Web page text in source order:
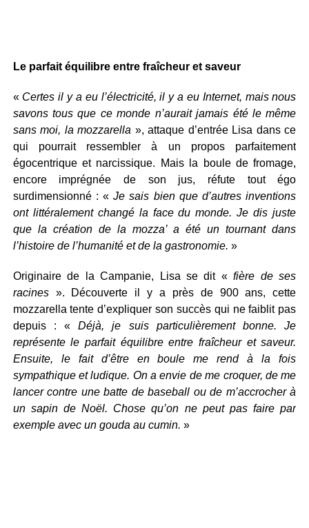
Le parfait équilibre entre fraîcheur et saveur
« Certes il y a eu l’électricité, il y a eu Internet, mais nous
savons tous que ce monde n’aurait jamais été le même
sans moi, la mozzarella », attaque d’entrée Lisa dans ce
qui pourrait ressembler à un propos parfaitement
égocentrique et narcissique. Mais la boule de fromage,
encore imprégnée de son jus, réfute tout égo
surdimensionné : «Je sais bien que d’autres inventions
ont littéralement changé la face du monde. Je dis juste
que la création de la mozza’ a été un tournant dans
l’histoire de l’humanité et de la gastronomie. »
Originaire de la Campanie, Lisa se dit «fière de ses
racines». Découverte il y a près de 900 ans, cette
mozzarella tente d’expliquer son succès qui ne faiblit pas
depuis : «Déjà, je suis particulièrement bonne. Je
représente le parfait équilibre entre fraîcheur et saveur.
Ensuite, le fait d’être en boule me rend à la fois
sympathique et ludique. On a envie de me croquer, de me
lancer contre une batte de baseball ou de m’accrocher à
un sapin de Noël. Chose qu’on ne peut pas faire par
exemple avec un gouda au cumin. »